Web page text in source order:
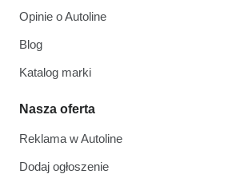
Opinie o Autoline
Blog
Katalog marki
Nasza oferta
Reklama w Autoline
Dodaj ogłoszenie